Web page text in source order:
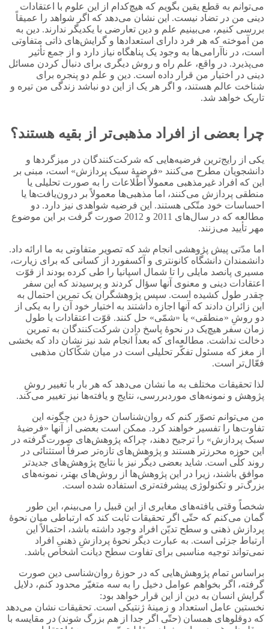
می‌توانم به قطع یقین بگویم که هیچ‌کدام از این علوم با اعتقادات
دینی من در تضاد نیست. این نشان می‌دهد که اگر شواهد را عمیقاً
بررسی کنیم، می‌بینیم علم و دین تعارضی با یکدیگر ندارند. دین به
من آموخته که هر فرد دارای استعدادها و گرایش‌های ذاتی متفاوتی
است، در ناآرامی‌ها به وجود یک پناهگاه نیاز دارد و از جمع تأثیر
می‌پذیرد. در واقع، علم راه و روش دیگری برای دنبال کردن مسائل
دینی در اختیار من قرار داده است. دین و علم دو پنجره برای
شناخت عالم هستند، و اگر هر یک از این دو نباشد زندگی من تیره و
تاریک خواهد شد.
چرا بعضی از افراد مذهبی‌تر از بقیه هستند؟
یکی از رایج‌ترین فرضیه‌هایی که شرکت‌کنندگان در میزگردها و
دانشجویان مطرح می‌کنند «فرضیۀ سبک پردازش» است، مبنی بر
این که افراد غیرمذهبی معمولاً اطّلاعات را به صورت تحلیلی یا
منطقی پردازش می‌کنند، اما مذهبی‌ها معمولاً بر درون‌یافت‌ها یا
احساسات خود متّکی هستند. این فرضیه شواهدی نیز دارد. دو
مطالعه‌ که در سال‌های 2011 و 2012 صورت گرفت بر این موضوع
مهر تأیید می‌زنند.
اما مدّتی پیش پژوهشی انجام شد که تصویر متفاوتی به ما ارائه داد.
دانشمندان دانشگاه کانونتری و آکسفورد از کسانی که برای زیارت،
مسیری پانصد مایلی را تا شمال اسپانیا را طی کرده بودند از قوّت
اعتقادات دینی و معنوی آنها سؤال کردند و پرسیدند که این سفر
چقدر طول کشیده است. سپس پژوهشگران یک تمرین احتمال به
این زائران دادند که آنها اجازه داشتند به اختیار خود آن را به یکی از
دو روشِ «منطقی» یا «شمّی» حل کنند. قوّت اعتقادات یا طول
زمان سفر هیچ‌یک در نحوۀ پاسخ دادن شرکت‌کنندگان به تمرین
دخالت نداشت. مطالعه‌ای که بعداً انجام شد نیز نشان داد که بخشی
از مغز که مسئول تفکّر تحلیلی است در میان شکّاکان مذهبی
فعّال‌تر است.
لذا تحقیقات مختلف به ما نشان می‌دهد که هر بار با تغییر روشِ
پژوهش و نمونه‌های موردبررسی، نتایج و یافته‌ها نیز تغییر می‌کند.
من می‌توانم تصوّر کنم که روان‌شناسان حوزۀ دین چگونه این
تفاوت‌ها را تفسیر خواهند کرد. ممکن است بعضی از آنها «فرضیۀ
سبک پردازش» را ترجیح دهند، چراکه پژوهش‌های صورت‌گرفته در
این حوزه محرزتر هستند و پژوهش‌های تازه‌تر صرفاً استثنائی در
روند کلّی است. شاید بعضی دیگر نیز با نتایج پژوهش‌های جدیدتر
موافق باشند، زیرا در این پژوهش‌ها از روش‌های بهتر، نمونه‌های
بزرگ‌تر و تکنولوژی پیشرفته‌تری استفاده شده است.
شخصاً وقتی یافته‌های مغایری از این قبیل را می‌بینم، این طور
گمان می‌کنم که حتّی اگر تحقیقات ثابت کند که ارتباطی میان نحوۀ
پردازش ذهنی و سطح تدیّن افراد وجود داشته باشد، احتمالاً این
ارتباط جزئی است. به عبارت دیگر نحوۀ پردازشِ ذهنیِ افراد
نمی‌تواند توجیه مناسبی برای تفاوت سطح دیانت اشخاص باشد.
براساس تمام پژوهش‌هایی که در حوزۀ روان‌شناسی دین صورت
گرفته، اگر بخواهم عوامل دخیل را به سه متغیّر محدود کنم، دلایل
گرایش انسان‌ به دین از این قرار خواهد بود:
نخستین عامل استعداد و زمینۀ ژنتیکی است. تحقیقات نشان می‌دهد
که دوقلوهای همسان (حتّی اگر جدا از هم بزرگ شوند) در مقایسه با